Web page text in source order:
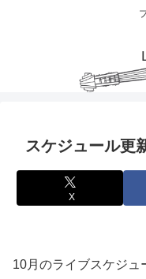
スケジュール更
X
10月のライブスケジュ